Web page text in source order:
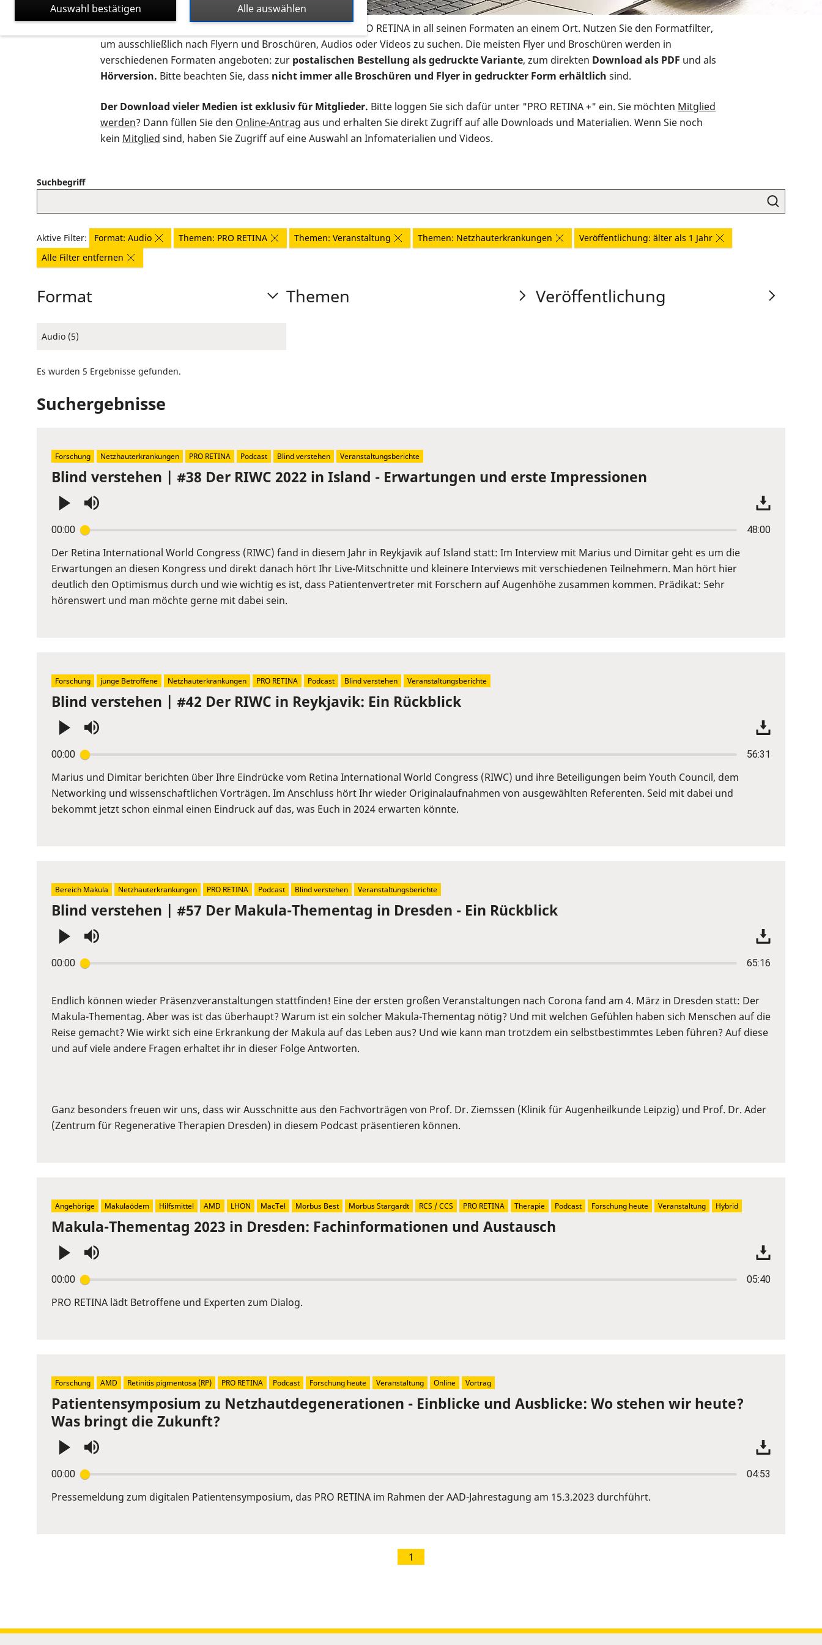
Auf dieser Seite finden Sie sämtliches Infomaterial der PRO RETINA in all seinen Formaten an einem Ort. Nutzen Sie den Formatfilter,
um ausschließlich nach Flyern und Broschüren, Audios oder Videos zu suchen. Die meisten Flyer und Broschüren werden in
verschiedenen Formaten angeboten: zur postalischen Bestellung als gedruckte Variante, zum direkten Download als PDF und als
Hörversion. Bitte beachten Sie, dass nicht immer alle Broschüren und Flyer in gedruckter Form erhältlich sind.
Der Download vieler Medien ist exklusiv für Mitglieder. Bitte loggen Sie sich dafür unter "PRO RETINA +" ein. Sie möchten Mitglied
werden? Dann füllen Sie den Online-Antrag aus und erhalten Sie direkt Zugriff auf alle Downloads und Materialien. Wenn Sie noch
kein Mitglied sind, haben Sie Zugriff auf eine Auswahl an Infomaterialien und Videos.
Suchbegriff
Aktive Filter: Format: Audio Themen: PRO RETINA Themen: Veranstaltung Themen: Netzhauterkrankungen
Veröffentlichung: älter als 1 Jahr
Alle Filter entfernen
Format
Audio (5)
Themen Veröffentlichung
Es wurden 5 Ergebnisse gefunden.
Suchergebnisse
Blind verstehen | #38 Der RIWC 2022 in Island - Erwartungen und erste Impressionen
00:00 48:00
Enter
or
Space
to
show
Der Retina International World Congress (RIWC) fand in diesem Jahr in Reykjavik auf Island statt: Im Interview mit Marius und Dimitar geht es um die
Erwartungen an diesen Kongress und direkt danach hört Ihr Live-Mitschnitte und kleinere Interviews mit verschiedenen Teilnehmern. Man hört hier
deutlich den Optimismus durch und wie wichtig es ist, dass Patientenvertreter mit Forschern auf Augenhöhe zusammen kommen. Prädikat: Sehr
hörenswert und man möchte gerne mit dabei sein.
Forschung Netzhauterkrankungen PRO RETINA Podcast Blind verstehen Veranstaltungsberichte
Blind verstehen | #42 Der RIWC in Reykjavik: Ein Rückblick
00:00 56:31
Enter
or
Space
to
Marius und Dimitar berichten über Ihre Eindrücke vom Retina International World Congress (RIWC) und ihre Beteiligungen beim Youth Council, dem
Networking und wissenschaftlichen Vorträgen. Im Anschluss hört Ihr wieder Originalaufnahmen von ausgewählten Referenten. Seid mit dabei und
bekommt jetzt schon einmal einen Eindruck auf das, was Euch in 2024 erwarten könnte.
Forschung junge Betroffene Netzhauterkrankungen PRO RETINA Podcast Blind verstehen Veranstaltungsberichte
Blind verstehen | #57 Der Makula-Thementag in Dresden - Ein Rückblick
00:00 65:16
Enter
Space
to
show
volume
Endlich können wieder Präsenzveranstaltungen stattfinden! Eine der ersten großen Veranstaltungen nach Corona fand am 4. März in Dresden statt: Der
Makula-Thementag. Aber was ist das überhaupt? Warum ist ein solcher Makula-Thementag nötig? Und mit welchen Gefühlen haben sich Menschen auf die
Reise gemacht? Wie wirkt sich eine Erkrankung der Makula auf das Leben aus? Und wie kann man trotzdem ein selbstbestimmtes Leben führen? Auf diese
und auf viele andere Fragen erhaltet ihr in dieser Folge Antworten.
Ganz besonders freuen wir uns, dass wir Ausschnitte aus den Fachvorträgen von Prof. Dr. Ziemssen (Klinik für Augenheilkunde Leipzig) und Prof. Dr. Ader
(Zentrum für Regenerative Therapien Dresden) in diesem Podcast präsentieren können.
Bereich Makula Netzhauterkrankungen PRO RETINA Podcast Blind verstehen Veranstaltungsberichte
Makula-Thementag 2023 in Dresden: Fachinformationen und Austausch
00:00 05:40
Enter
or
slider.
PRO RETINA lädt Betroffene und Experten zum Dialog.
Angehörige Makulaödem Hilfsmittel AMD LHON MacTel Morbus Best Morbus Stargardt RCS / CCS PRO RETINA Therapie Podcast Forschung heute Veranstaltung Hybrid
Patientensymposium zu Netzhautdegenerationen - Einblicke und Ausblicke: Wo stehen wir heute?
Was bringt die Zukunft?
00:00 04:53
Enter
or
Pressemeldung zum digitalen Patientensymposium, das PRO RETINA im Rahmen der AAD-Jahrestagung am 15.3.2023 durchführt.
Forschung AMD Retinitis pigmentosa (RP) PRO RETINA Podcast Forschung heute Veranstaltung Online Vortrag
1
Alle auswählen
Auswahl bestätigen